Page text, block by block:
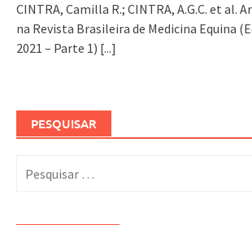
CINTRA, Camilla R.; CINTRA, A.G.C. et al.
na Revista Brasileira de Medicina Equina
2021 – Parte 1) [...]
PESQUISAR
por: